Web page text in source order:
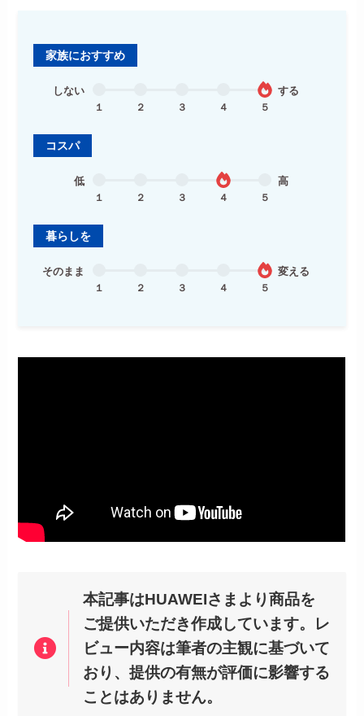
家族におすすめ
しない
１ ２ ３ ４ ５
する
コスパ
低
１ ２ ３ ４ ５
高
暮らしを
そのまま
１ ２ ３ ４ ５
変える
本記事はHUAWEIさまより商品を
ご提供いただき作成しています。レ
ビュー内容は筆者の主観に基づいて
おり、提供の有無が評価に影響する
ことはありません。